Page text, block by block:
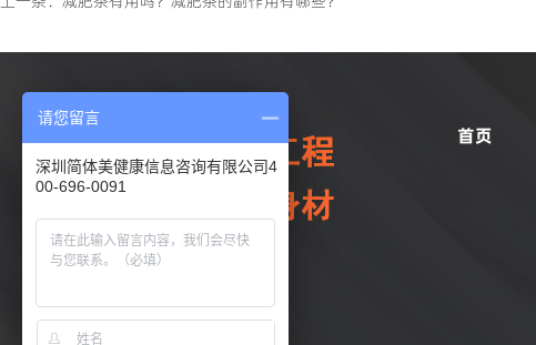
首页
请您留言
深圳简体美健康信息咨询有限公司4
00-696-0091